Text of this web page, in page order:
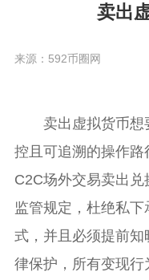
卖出
来源：592币圈网
卖出虚拟货币
控且可追溯的操作
C2C场外交易卖出
监管规定，杜绝私
式，并且必须提前
律保护，所有变现